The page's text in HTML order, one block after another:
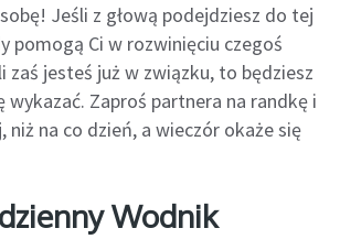
Jeśli z głową podejdziesz do tej
pomogą Ci w rozwinięciu czegoś
zaś jesteś już w związku, to będziesz
wykazać. Zaproś partnera na randkę i
niż na co dzień, a wieczór okaże się
Wodnik